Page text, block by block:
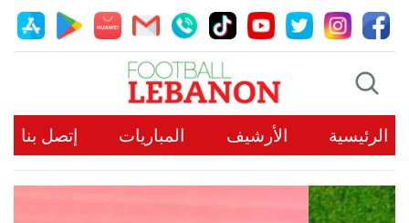
الرئيسية الأرشيف المباريات إتصل بنا